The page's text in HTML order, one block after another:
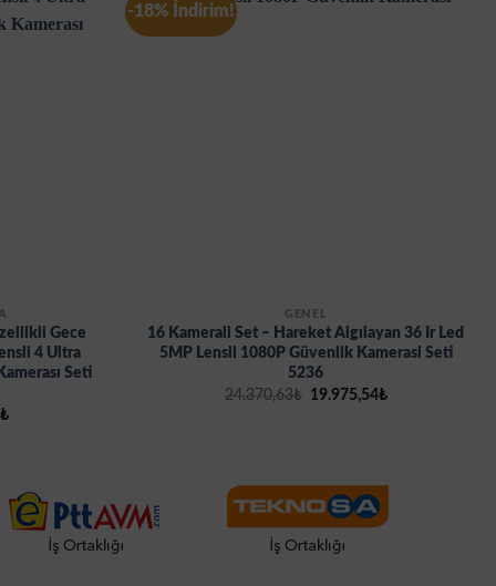
Gece
4 Ultra
Seti
₺Şu
-18% İndirim!
GENEL
16 Kamerali Set – Hareket Algılayan 36 Ir Led
5MP Lensli 1080P Güvenlik Kamerasi Seti
5236
24.370,63₺ Orijinal
19.975,54₺Şu